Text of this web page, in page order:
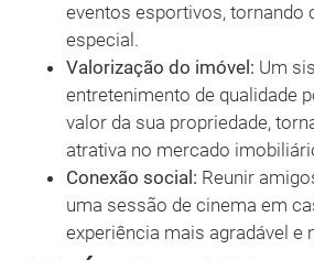
eventos esportivos, tornando
especial.
Valorização do imóvel: Um
entretenimento de qualidade
valor da sua propriedade,
atrativa no mercado
Conexão social: Reunir
uma sessão de cinema em
experiência mais agradável e